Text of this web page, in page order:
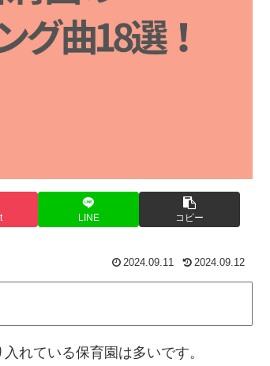
LINE コピー
2024.09.11 2024.09.12
れている保育園は多いです。